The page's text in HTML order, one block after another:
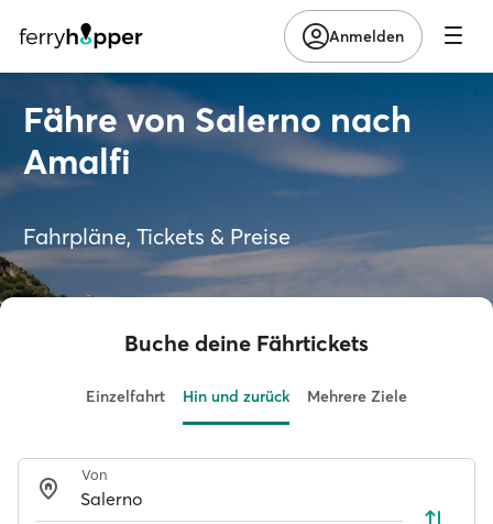
Anmelden
Fähre von Salerno nach
Amalfi
Fahrpläne, Tickets & Preise
Buche deine Fährtickets
Einzelfahrt Hin und zurück Mehrere Ziele
Von